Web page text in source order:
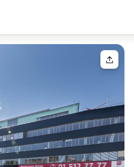
Einheit(en)
Bitte wählen
Ihre Nachricht
kontaktieren?
& finden lassen